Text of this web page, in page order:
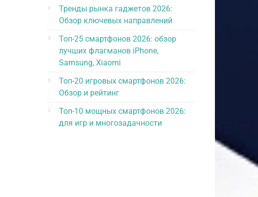
Тренды рынка гаджетов 2026:
Обзор ключевых направлений
Топ-25 смартфонов 2026: обзор
лучших флагманов iPhone,
Samsung, Xiaomi
Топ-20 игровых смартфонов 2026:
Обзор и рейтинг
Топ-10 мощных смартфонов 2026:
для игр и многозадачности